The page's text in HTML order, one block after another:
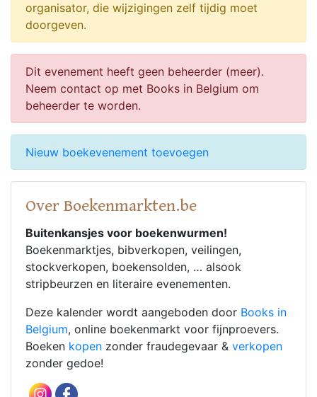
organisator, die wijzigingen zelf tijdig moet
doorgeven.
Dit evenement heeft geen beheerder (meer).
Neem contact op met Books in Belgium om
beheerder te worden.
Nieuw boekevenement toevoegen
Over Boekenmarkten.be
Buitenkansjes voor boekenwurmen!
Boekenmarktjes, bibverkopen, veilingen,
stockverkopen, boekensolden, … alsook
stripbeurzen en literaire evenementen.
Deze kalender wordt aangeboden door Books in
Belgium, online boekenmarkt voor fijnproevers.
Boeken kopen zonder fraudegevaar & verkopen
zonder gedoe!